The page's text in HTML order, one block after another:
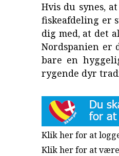
Hvis du synes,
fiskeafdeling er
dig med, at det
Nordspanien er
bare en
rygende dyr
Klik her for at
Klik her for at være